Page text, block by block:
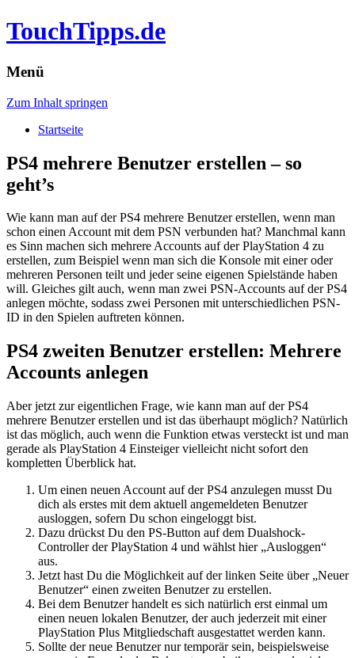
TouchTipps.de
Menü
Zum Inhalt springen
Startseite
PS4 mehrere Benutzer erstellen – so
geht’s
Wie kann man auf der PS4 mehrere Benutzer erstellen, wenn man
schon einen Account mit dem PSN verbunden hat? Manchmal kann
es Sinn machen sich mehrere Accounts auf der PlayStation 4 zu
erstellen, zum Beispiel wenn man sich die Konsole mit einer oder
mehreren Personen teilt und jeder seine eigenen Spielstände haben
will. Gleiches gilt auch, wenn man zwei PSN-Accounts auf der PS4
anlegen möchte, sodass zwei Personen mit unterschiedlichen PSN-
ID in den Spielen auftreten können.
PS4 zweiten Benutzer erstellen: Mehrere
Accounts anlegen
Aber jetzt zur eigentlichen Frage, wie kann man auf der PS4
mehrere Benutzer erstellen und ist das überhaupt möglich? Natürlich
ist das möglich, auch wenn die Funktion etwas versteckt ist und man
gerade als PlayStation 4 Einsteiger vielleicht nicht sofort den
kompletten Überblick hat.
Um einen neuen Account auf der PS4 anzulegen musst Du
dich als erstes mit dem aktuell angemeldeten Benutzer
ausloggen, sofern Du schon eingeloggt bist.
Dazu drückst Du den PS-Button auf dem Dualshock-
Controller der PlayStation 4 und wählst hier „Ausloggen“
aus.
Jetzt hast Du die Möglichkeit auf der linken Seite über „Neuer
Benutzer“ einen zweiten Benutzer zu erstellen.
Bei dem Benutzer handelt es sich natürlich erst einmal um
einen neuen lokalen Benutzer, der auch jederzeit mit einer
PlayStation Plus Mitgliedschaft ausgestattet werden kann.
Sollte der neue Benutzer nur temporär sein, beispielsweise